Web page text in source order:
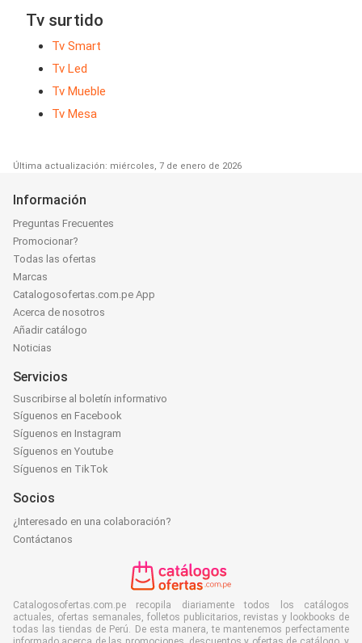
Tv surtido
Tv Smart
Tv Led
Tv Mueble
Tv Mesa
Última actualización: miércoles, 7 de enero de 2026
Información
Preguntas Frecuentes
Promocionar?
Todas las ofertas
Marcas
Catalogosofertas.com.pe App
Acerca de nosotros
Añadir catálogo
Noticias
Servicios
Suscribirse al boletín informativo
Síguenos en Facebook
Síguenos en Instagram
Síguenos en Youtube
Síguenos en TikTok
Socios
¿Interesado en una colaboración?
Contáctanos
Catalogosofertas.com.pe recopila diariamente todos los catálogos
actuales, ofertas semanales, folletos publicitarios, revistas y lookbooks de
todas las tiendas de Perú. De esta manera, te mantenemos perfectamente